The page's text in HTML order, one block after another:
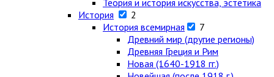
Теория и история искусства, эстетика
История
2
История всемирная
7
Древний мир (другие регионы)
Древняя Греция и Рим
Новая (1640-1918 гг.)